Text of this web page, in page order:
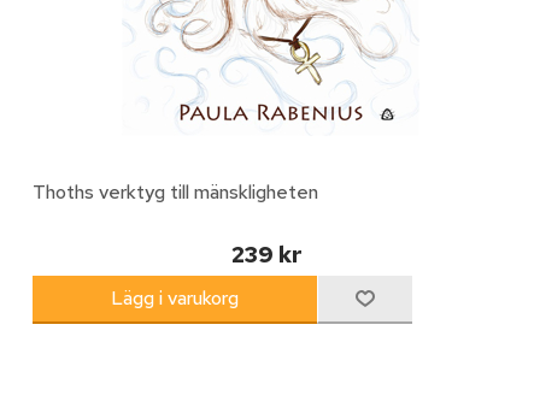
Thoths verktyg till mänskligheten
239 kr